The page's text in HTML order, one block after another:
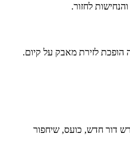
לחזור.
לזירת מאבק על קיום.
דור חדש, כועס, שיחפור